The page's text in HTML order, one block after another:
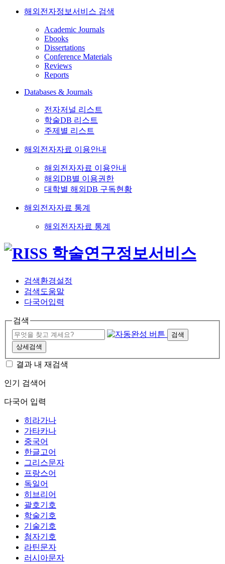
해외전자정보서비스 검색
Academic Journals
Ebooks
Dissertations
Conference Materials
Reviews
Reports
Databases & Journals
전자저널 리스트
학술DB 리스트
주제별 리스트
해외전자자료 이용안내
해외전자자료 이용안내
해외DB별 이용권한
대학별 해외DB 구독현황
해외전자자료 통계
해외전자자료 통계
검색환경설정
검색도움말
다국어입력
검색
검색
상세검색
결과 내 재검색
인기 검색어
다국어 입력
히라가나
가타카나
중국어
한글고어
그리스문자
프랑스어
독일어
히브리어
괄호기호
학술기호
기술기호
첨자기호
라틴문자
러시아문자